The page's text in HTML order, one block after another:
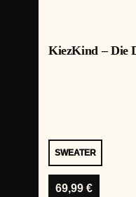
KiezKind – Die
SWEATER
69,99 €